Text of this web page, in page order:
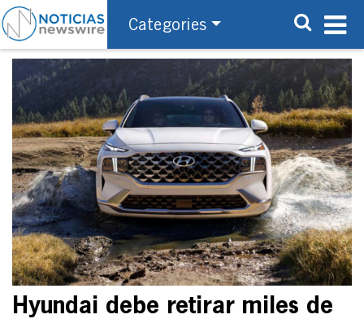
Categories
Hyundai debe retirar miles de